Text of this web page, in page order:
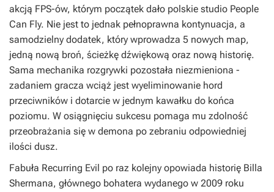
akcją FPS-ów, którym początek dało polskie studio People
Can Fly. Nie jest to jednak pełnoprawna kontynuacja, a
samodzielny dodatek, który wprowadza 5 nowych map,
jedną nową broń, ścieżkę dźwiękową oraz nową historię.
Sama mechanika rozgrywki pozostała niezmieniona -
zadaniem gracza wciąż jest wyeliminowanie hord
przeciwników i dotarcie w jednym kawałku do końca
poziomu. W osiągnięciu sukcesu pomaga mu zdolność
przeobrażania się w demona po zebraniu odpowiedniej
ilości dusz.
Fabuła Recurring Evil po raz kolejny opowiada historię Billa
Shermana, głównego bohatera wydanego w 2009 roku